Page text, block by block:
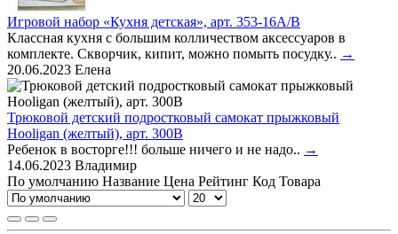
Игровой набор «Кухня детская», арт. 353-16A/B
Классная кухня с большим колличеством аксессуаров в
комплекте. Скворчик, кипит, можно помыть посудку.. →
20.06.2023 Елена
Трюковой детский подростковый самокат прыжковый
Hooligan (желтый), арт. 300B
Ребенок в восторге!!! больше ничего и не надо.. →
14.06.2023 Владимир
По умолчанию Название Цена Рейтинг Код Товара